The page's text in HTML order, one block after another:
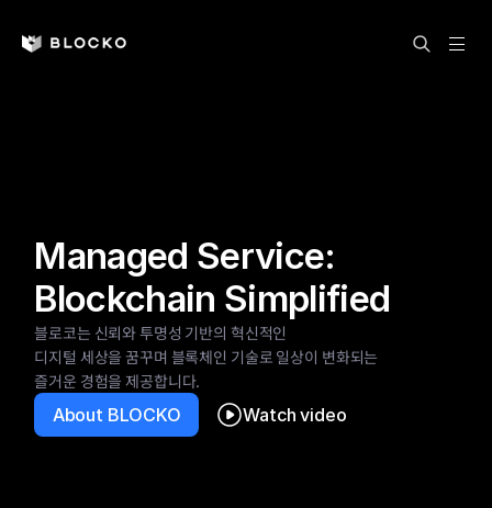
Managed Service:
Blockchain Simplified
블로코는 신뢰와 투명성 기반의 혁신적인
디지털 세상을 꿈꾸며 블록체인 기술로 일상이 변화되는
즐거운 경험을 제공합니다.
About BLOCKO
Watch video